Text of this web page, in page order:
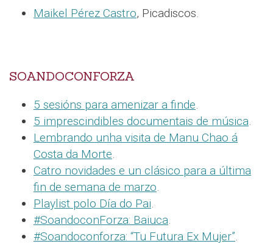
Maikel Pérez Castro, Picadiscos.
SOANDOCONFORZA
5 sesións para amenizar a finde.
5 imprescindibles documentais de música.
Lembrando unha visita de Manu Chao á
Costa da Morte.
Catro novidades e un clásico para a última
fin de semana de marzo.
Playlist polo Día do Pai.
#SoandoconForza: Baiuca.
#Soandoconforza: “Tu Futura Ex Mujer”.